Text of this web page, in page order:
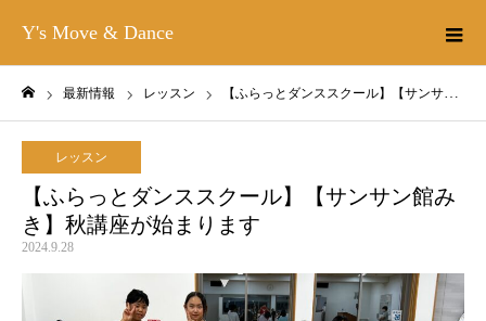
Y's Move & Dance
最新情報 レッスン 【ふらっとダンススクール】【サンサン館みき】秋講座が始まります
レッスン
【ふらっとダンススクール】【サンサン館み
き】秋講座が始まります
2024.9.28